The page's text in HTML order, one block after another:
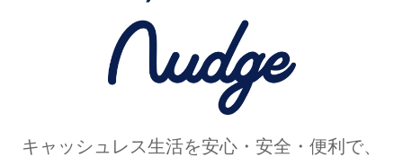
キャッシュレス生活を安心・安全・便利で、